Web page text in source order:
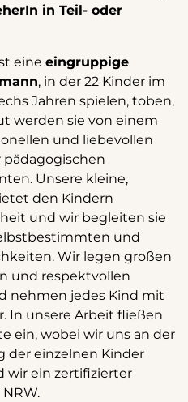
in Teil- oder
eine eingruppige
, in der 22 Kinder im
Jahren spielen, toben,
werden sie von einem
und liebevollen
pädagogischen
Unsere kleine,
den Kindern
und wir begleiten sie
und
Wir legen großen
und respektvollen
nehmen jedes Kind mit
In unsere Arbeit fließen
ein, wobei wir uns an der
der einzelnen Kinder
wir ein zertifizierter